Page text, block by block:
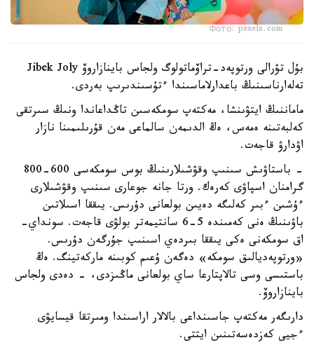
Фото: pexels.com
بۇل تۋرالى ورتوپەد-تراۆماتولوگ ولجاس باينازاروۆ Jibek Joly
تەلەارناسىنىڭ باعدارلاماسىندا ءتۇسىندىرىپ بەردى.
ماماننىڭ ايتۋىنشا، مەكتەپ سومكەسىن تاڭداعاندا ونىڭ سىرتقى
كەلبەتىنە ەمەس، ەڭ الدىمەن سالماعى مەن قۇرىلىمىنا نازار
اۋدارۋ قاجەت.
- باستاۋىش سىنىپ وقۋشىلارىنىڭ بوس سومكەسى 600-800
گرامنان اسپاۋى كەرەك. ورتا جانە جوعارى سىنىپ وقۋشىلارى
ءۇشىن ءبىر كەلىگە دەيىن بولعانى دۇرىس. يىققا اسىلاتىن
باۋىنىڭ ەنى كەمىندە 5-6 سانتيمەتر بولۋى قاجەت. سونداي-
اق سومكەنى ەكى يىققا بىردەي اسىنىپ جۇرگەن دۇرىس.
«ورتوپەديالىق سومكە» دەگەن ۇعىم كوبىنە ماركەتينگ. ەڭ
باستىسى وسى تالاپتارعا ساي بولعانى ماڭىزدى، - دەدى ولجاس
باينازاروۆ.
دارىگەر مەكتەپ جاسىنداعى بالالار اراسىندا ومىرتقا قيسايۋى
ءجيى كەزدەسەتىنىن ايتتى.